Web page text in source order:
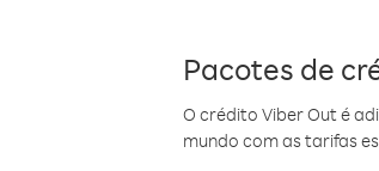
Pacotes de
O crédito Viber Out é
mundo com as tarifas